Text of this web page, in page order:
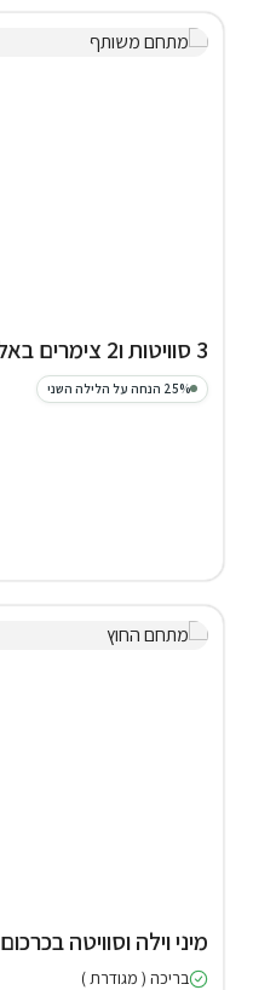
3 סוויטות ו2 צימרים באלון מורה
25% הנחה על הלילה השני
מיני וילה וסוויטה בכרכום
בריכה ( מגודרת )